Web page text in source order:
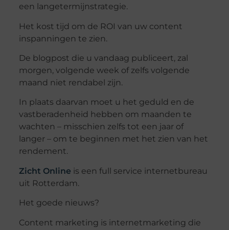
een langetermijnstrategie.
Het kost tijd om de ROI van uw content
inspanningen te zien.
De blogpost die u vandaag publiceert, zal
morgen, volgende week of zelfs volgende
maand niet rendabel zijn.
In plaats daarvan moet u het geduld en de
vastberadenheid hebben om maanden te
wachten – misschien zelfs tot een jaar of
langer – om te beginnen met het zien van het
rendement.
Zicht Online is een full service internetbureau
uit Rotterdam.
Het goede nieuws?
Content marketing is internetmarketing die